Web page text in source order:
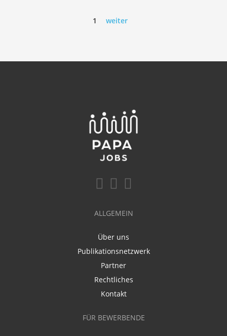
1 weiter
ALLGEMEIN
Über uns
Publikationsnetzwerk
Partner
Rechtliches
Kontakt
FÜR BEWERBENDE